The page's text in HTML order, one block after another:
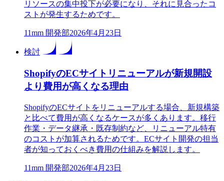
リソースの集中投下が必要になり、それに見合ったコ
ストが発生するためです。
11mm 開発部2026年4月23日
検討
ShopifyのECサイトリニューアルが新規開設
より費用が高くなる理由
ShopifyのECサイトをリニューアルする場合、新規構築
と比べて費用が高くなるケースが多くあります。移行
作業・データ継承・既存制約など、リニューアル特有
のコストが加算されるためです。ECサイト開発の担当
者が知っておくべき費用の仕組みを解説します。
11mm 開発部2026年4月23日